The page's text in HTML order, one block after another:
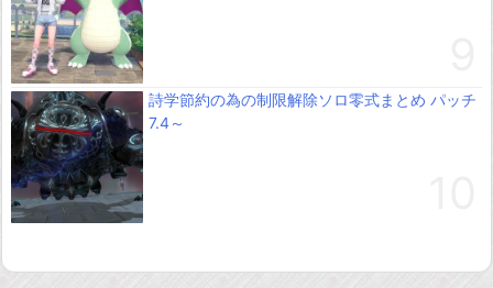
詩学節約の為の制限解除ソロ零式まとめ パッチ
7.4～